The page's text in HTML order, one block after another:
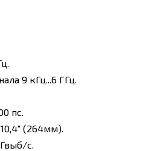
9 кГц...6 ГГц.
пс.
(264мм).
с.